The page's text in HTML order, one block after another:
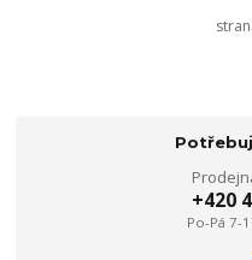
+420
Po-Pá 7-